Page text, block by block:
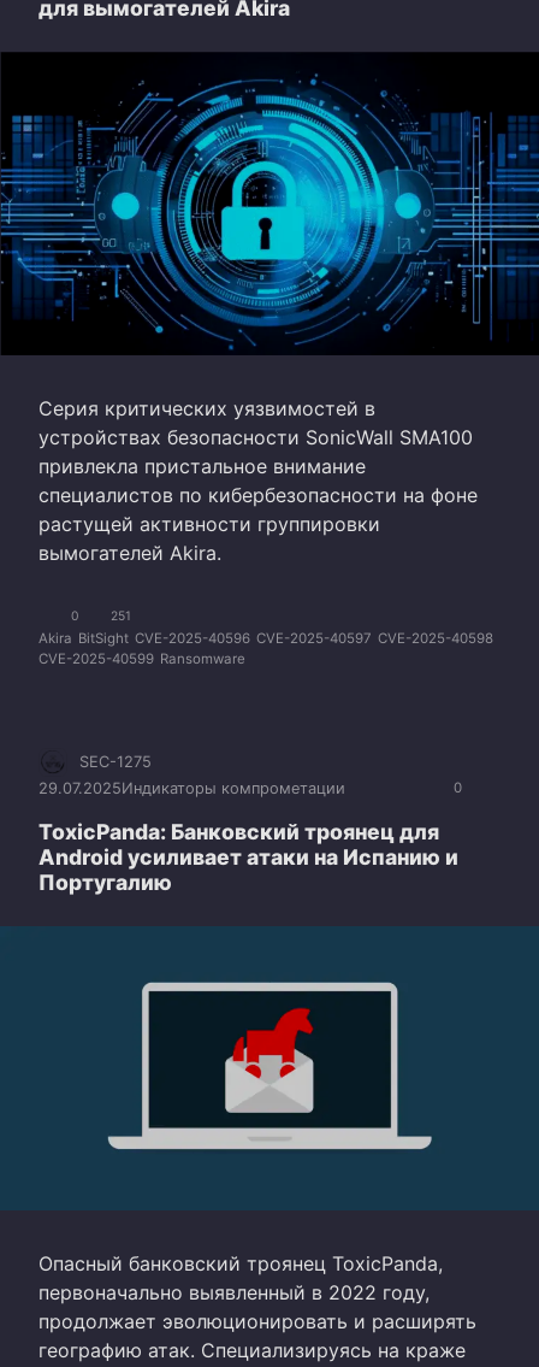
для вымогателей Akira
Серия критических уязвимостей в
устройствах безопасности SonicWall SMA100
привлекла пристальное внимание
специалистов по кибербезопасности на фоне
растущей активности группировки
вымогателей Akira.
0 251
Akira BitSight CVE-2025-40596 CVE-2025-40597 CVE-2025-40598
CVE-2025-40599 Ransomware
0
SEC-1275
29.07.2025Индикаторы компрометации
ToxicPanda: Банковский троянец для
Android усиливает атаки на Испанию и
Португалию
Опасный банковский троянец ToxicPanda,
первоначально выявленный в 2022 году,
продолжает эволюционировать и расширять
географию атак. Специализируясь на краже